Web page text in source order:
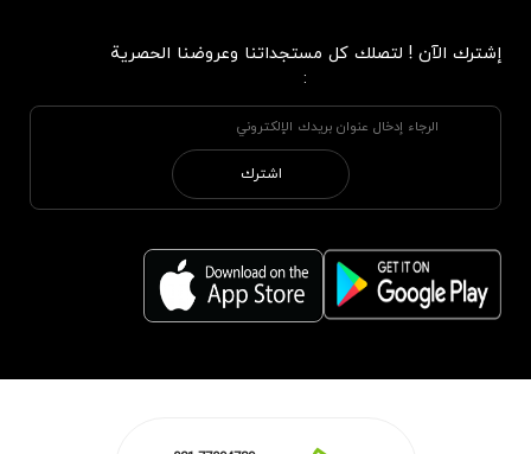
إشترك الآن ! لتصلك كل مستجداتنا وعروضنا الحصرية
:
اشترك